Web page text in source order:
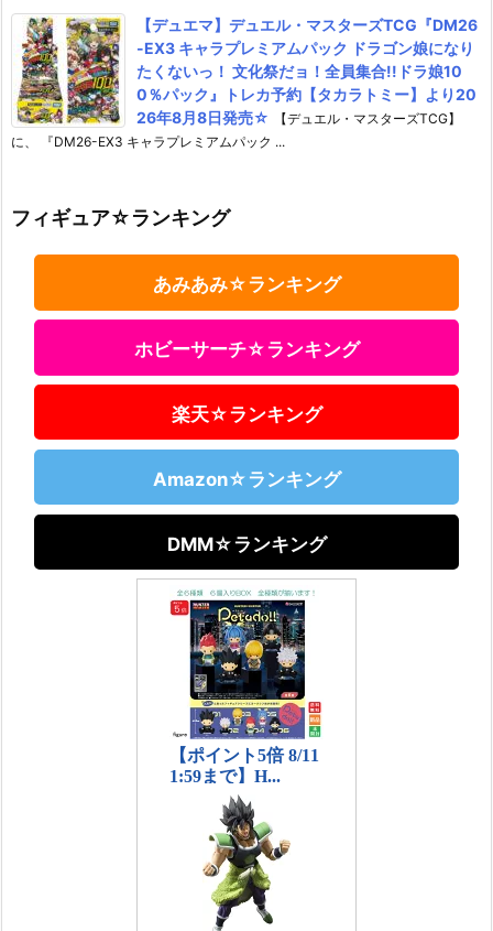
【デュエマ】デュエル・マスターズTCG『DM26
-EX3 キャラプレミアムパック ドラゴン娘になり
たくないっ！ 文化祭だョ！全員集合!!ドラ娘10
0％パック』トレカ予約【タカラトミー】より20
26年8月8日発売☆
【デュエル・マスターズTCG】
に、 『DM26-EX3 キャラプレミアムパック ...
フィギュア☆ランキング
あみあみ☆ランキング
ホビーサーチ☆ランキング
楽天☆ランキング
Amazon☆ランキング
DMM☆ランキング